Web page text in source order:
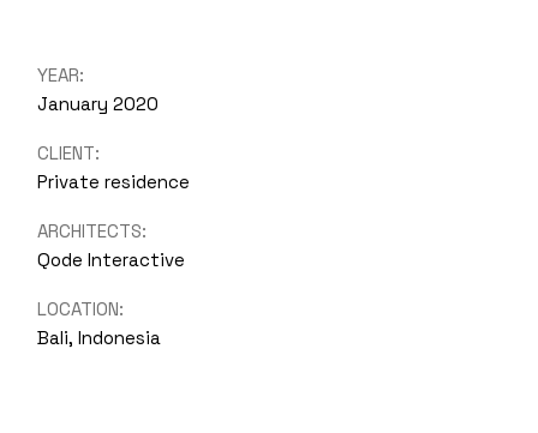
YEAR:
January 2020
CLIENT:
Private residence
ARCHITECTS:
Qode Interactive
LOCATION:
Bali, Indonesia